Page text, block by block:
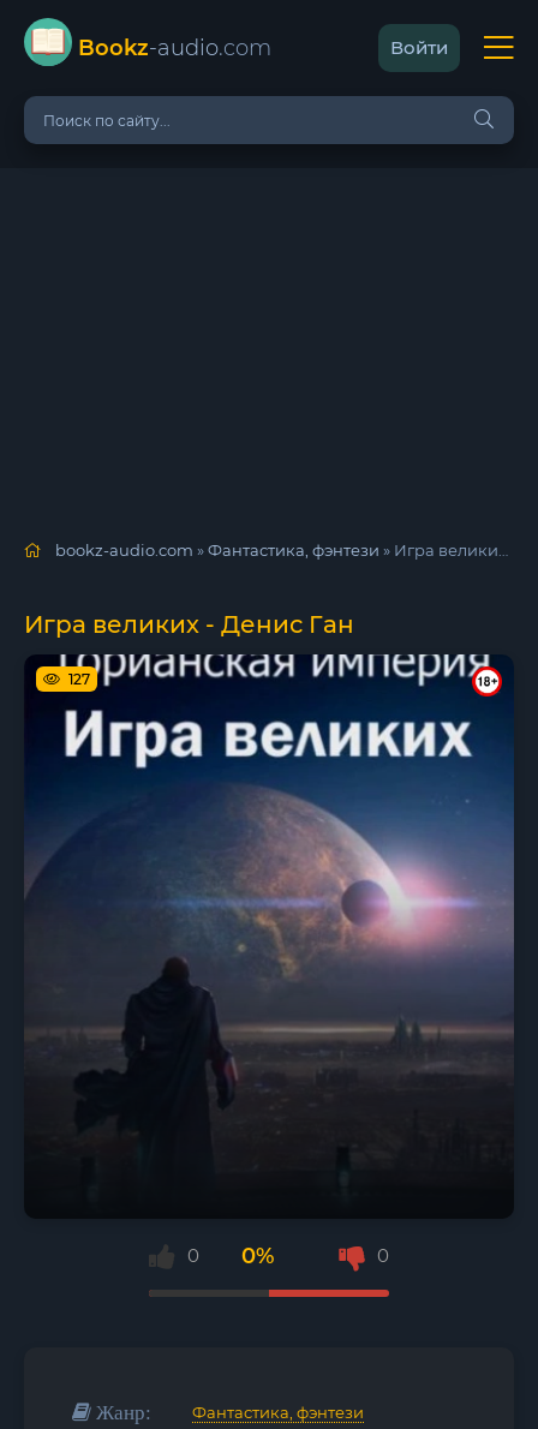
Bookz-audio.com Войти
bookz-audio.com »Фантастика, фэнтези » Игра великих - Денис Ган
Игра великих - Денис Ган
127
0 0% 0
Жанр: Фантастика, фэнтези